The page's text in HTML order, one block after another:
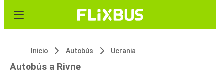
Inicio Autobús Ucrania
Autobús a Rivne